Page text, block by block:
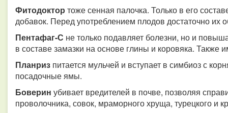
Фитодоктор тоже сенная палочка. Только в его
добавок. Перед употреблением плодов достаточно их
Пентафаг-С не только подавляет болезни, но и
в составе замазки на основе глины и коровяка. Также
Планриз питается мульчей и вступает в симбиоз с
посадочные ямы.
Боверин убивает вредителей в почве, позволяя
проволочника, совок, мраморного хруща, турецкого и